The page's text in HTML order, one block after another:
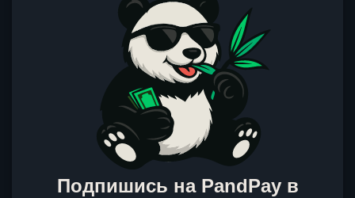
Подпишись на PandPay в